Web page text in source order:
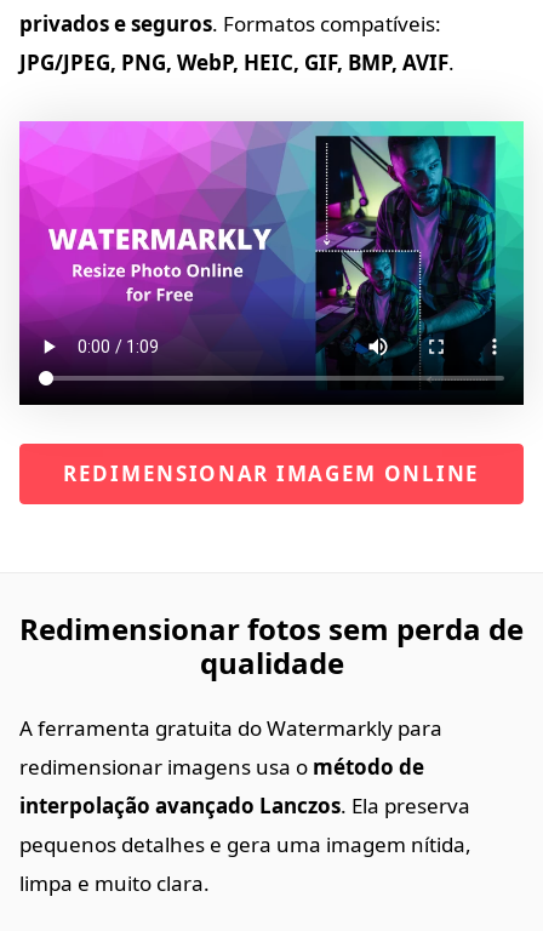
privados e seguros. Formatos compatíveis:
JPG/JPEG, PNG, WebP, HEIC, GIF, BMP, AVIF.
REDIMENSIONAR IMAGEM ONLINE
Redimensionar fotos sem perda de
qualidade
A ferramenta gratuita do Watermarkly para
redimensionar imagens usa o método de
interpolação avançado Lanczos. Ela preserva
pequenos detalhes e gera uma imagem nítida,
limpa e muito clara.